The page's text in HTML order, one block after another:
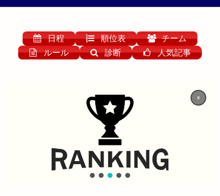
日程 順位表
チーム
ルール
診断 人気記事